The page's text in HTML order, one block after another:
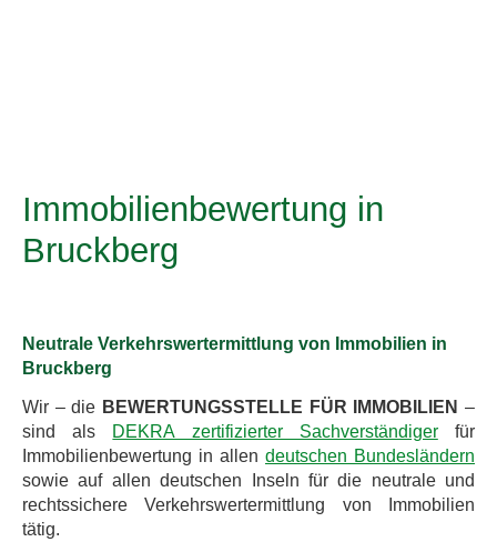
Immobilienbewertung in
Bruckberg
Neutrale Verkehrswertermittlung von Immobilien in
Bruckberg
Wir – die BEWERTUNGSSTELLE FÜR IMMOBILIEN –
sind als DEKRA zertifizierter Sachverständigerfür
Immobilienbewertung in allen deutschen Bundesländern
sowie auf allen deutschen Inseln für die neutrale und
rechtssichere Verkehrswertermittlung von Immobilien
tätig.